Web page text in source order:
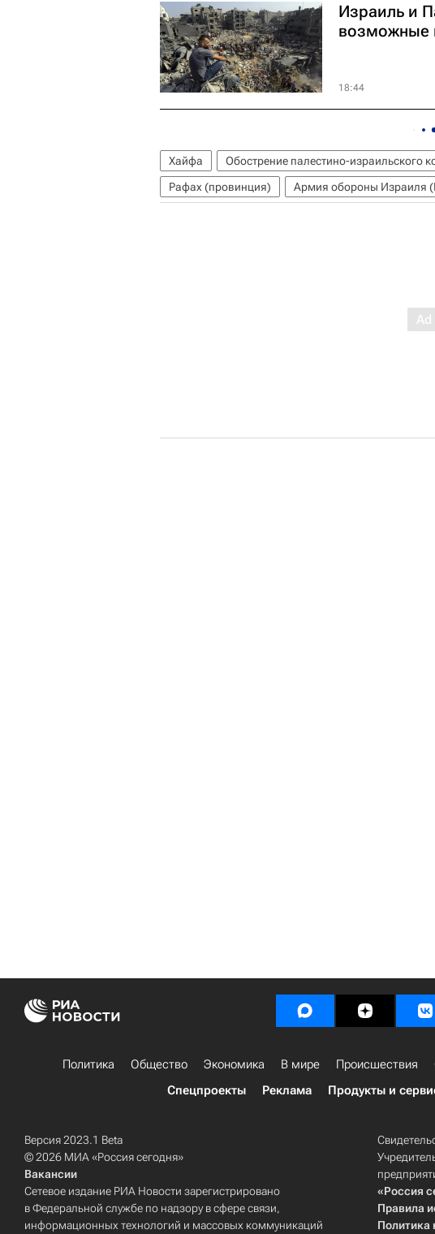
Израиль и
возможные
18:44
Хайфа Обострение палестино-израильского
Рафах (провинция)
Армия обороны Израиля
Политика Общество Экономика В мире Происшествия
Спецпроекты
Реклама Продукты и
Версия 2023.1 Beta
© 2026 МИА «Россия сегодня»
Вакансии
Сетевое издание РИА Новости зарегистрировано
в Федеральной службе по надзору в сфере связи,
информационных технологий и массовых коммуникаций
«Россия
Правила
Политика